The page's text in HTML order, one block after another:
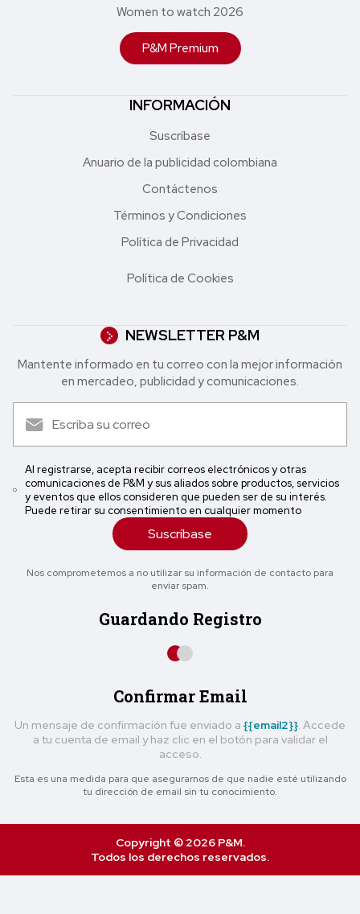
Women to watch 2026
P&M Premium
INFORMACIÓN
Suscríbase
Anuario de la publicidad colombiana
Contáctenos
Términos y Condiciones
Política de Privacidad
Política de Cookies
NEWSLETTER P&M
Mantente informado en tu correo con la mejor in formación
en mercadeo, publicidad y comunicaciones.
Al registrarse, acepta recibir correos electrónicos y otras
comunicaciones de P&M y sus aliados sobre productos, servicios
y eventos que ellos consideren que pueden ser de su interés.
Puede retirar su consentimiento en cualquier momento
Suscríbase
Nos comprometemos a no utilizar su información de contacto para
enviar spam.
Guardando Registro
Confirmar Email
Un mensaje de confirmación fue enviado a {{email2}}. Accede
a tu cuenta de email y haz clic en el botón para validar el
acceso.
Esta es una medida para que asegurarnos de que nadie esté utilizando
tu dirección de email sin tu conocimiento.
Copyright © 2026 P&M.
Todos los derechos reservados.